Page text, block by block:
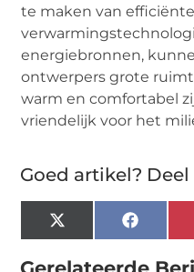
te maken van efficiënte
energiebronnen,
ontwerpers grote
warm en comfortabel
vriendelijk voor het
Goed artikel?
X
(Twitter)